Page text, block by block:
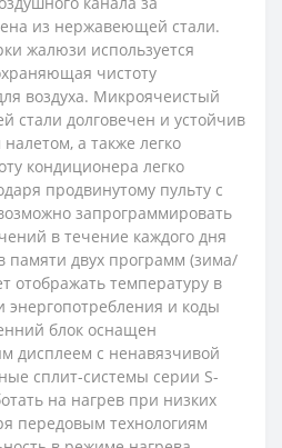
из нержавеющей стали.
жалюзи используется
чистоту
воздуха. Микроячеистый
стали долговечен и устойчив
а также легко
кондиционера легко
продвинутому пульту с
запрограммировать
в течение каждого дня
памяти двух программ (зима/
отображать температуру в
и коды
блок оснащен
дисплеем с ненавязчивой
сплит-системы серии S-
на нагрев при низких
передовым технологиям